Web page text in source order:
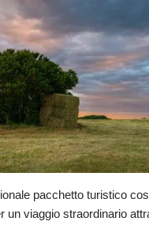
pacchetto turistico
un viaggio straordinario